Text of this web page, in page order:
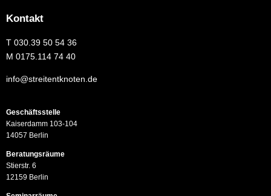
Kontakt
T 030.39 50 54 36
M 0175.114 74 40
info@streitentknoten.de
Geschäftsstelle
Kaiserdamm 103-104
14057 Berlin
Beratungsräume
Stierstr. 6
12159 Berlin